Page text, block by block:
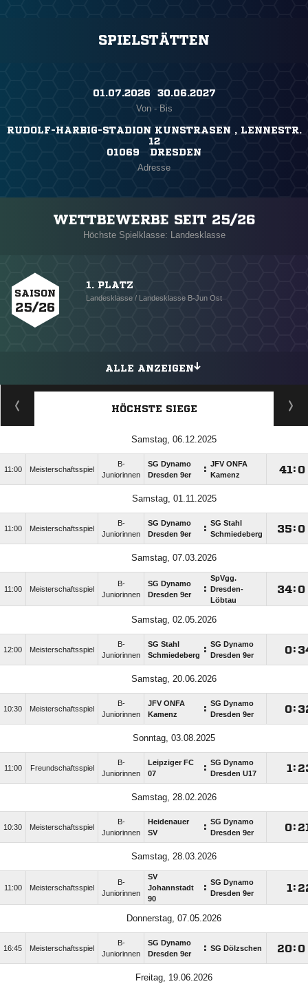
SPIELSTÄTTEN
01.07.2026 ​ 30.06.2027
Von - Bis
RUDOLF-HARBIG-STADION KUNSTRASEN , LENNESTR.
12
01069 DRESDEN
Adresse
WETTBEWERBE SEIT 25/26
Höchste Spielklasse: Landesklasse
SAISON
25/26
1. PLATZ
Landesklasse / Landesklasse B-Jun Ost
ALLE ANZEIGEN
HÖCHSTE SIEGE
Samstag, 06.12.2025
11:00 Meisterschaftsspiel
B-
Juniorinnen
SG Dynamo
Dresden 9er
: JFV ONFA
Kamenz
: 
Samstag, 01.11.2025
11:00 Meisterschaftsspiel
B-
Juniorinnen
SG Dynamo
Dresden 9er
: SG Stahl
Schmiedeberg
: 
Samstag, 07.03.2026
11:00 Meisterschaftsspiel
B-
Juniorinnen
SG Dynamo
Dresden 9er
:
SpVgg.
Dresden-
Löbtau
: 
Samstag, 02.05.2026
12:00 Meisterschaftsspiel
B-
Juniorinnen
SG Stahl
Schmiedeberg : SG Dynamo
Dresden 9er
:
Samstag, 20.06.2026
10:30 Meisterschaftsspiel
B-
Juniorinnen
JFV ONFA
Kamenz
: SG Dynamo
Dresden 9er
:
Sonntag, 03.08.2025
11:00 Freundschaftsspiel
B-
Juniorinnen
Leipziger FC
07
: SG Dynamo
Dresden U17
:
Samstag, 28.02.2026
10:30 Meisterschaftsspiel
B-
Juniorinnen
Heidenauer
SV
: SG Dynamo
Dresden 9er
:
Samstag, 28.03.2026
11:00 Meisterschaftsspiel
B-
Juniorinnen
SV
Johannstadt
90
: SG Dynamo
Dresden 9er
:
Donnerstag, 07.05.2026
16:45 Meisterschaftsspiel
B-
Juniorinnen
SG Dynamo
Dresden 9er
: SG Dölzschen : 
Freitag, 19.06.2026